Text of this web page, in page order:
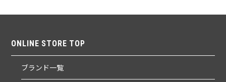
ONLINE STORE TOP
ブランド一覧